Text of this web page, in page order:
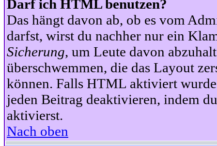
Darf ich HTML benutzen?
Das hängt davon ab, ob es vom
darfst, wirst du nachher nur ein
Sicherung, um Leute davon
überschwemmen, die das Layout
können. Falls HTML aktiviert
jeden Beitrag deaktivieren, indem
aktivierst.
Nach oben